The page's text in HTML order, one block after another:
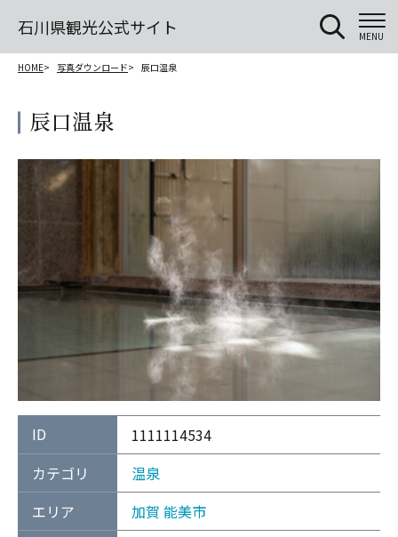
石川県観光公式サイト MENU
HOME 写真ダウンロード 辰口温泉
辰口温泉
ID
1111114534
カテゴリ
温泉
エリア
加賀 能美市